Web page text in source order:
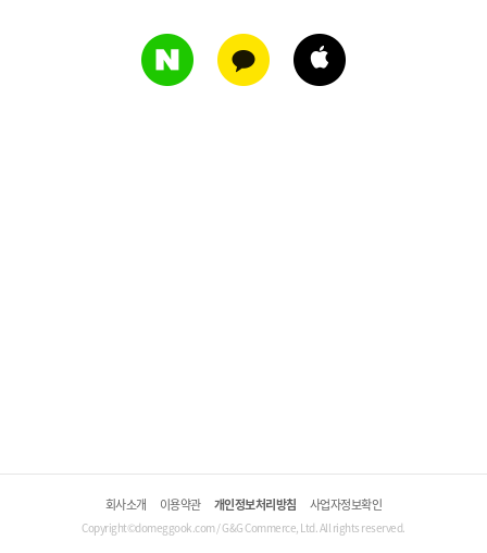
회사소개 이용약관 개인정보처리방침 사업자정보확인
Copyright©domeggook.com / G&G Commerce, Ltd. All rights reserved.